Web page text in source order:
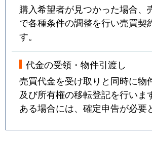
購入希望者が見つかった場合、
で各種条件の調整を行い売買契
す。
代金の受領・物件引渡し
売買代金を受け取りと同時に物
及び所有権の移転登記を行いま
ある場合には、確定申告が必要